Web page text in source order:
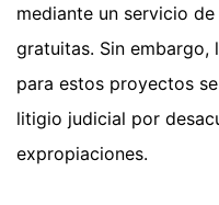
mediante un servicio
gratuitas. Sin embargo,
para estos proyectos
litigio judicial por
expropiaciones.